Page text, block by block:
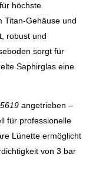
höchste
Titan-Gehäuse und
robust und
sorgt für
Saphirglas eine
angetrieben –
für professionelle
Lünette ermöglicht
von 3 bar